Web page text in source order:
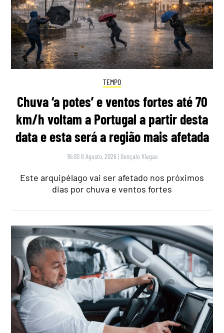
TEMPO
Chuva ‘a potes’ e ventos fortes até 70
km/h voltam a Portugal a partir desta
data e esta será a região mais afetada
16:00 8 Agosto, 2026 | Gonçalo Viegas
Este arquipélago vai ser afetado nos próximos
dias por chuva e ventos fortes